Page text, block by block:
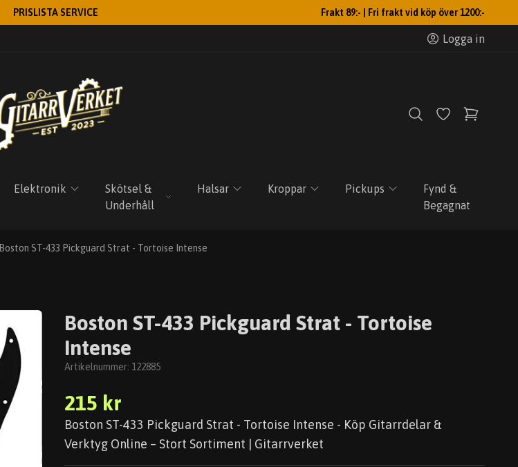
PRISLISTA SERVICE Frakt 89:- | Fri frakt vid köp över 1200:-
Logga in
Elektronik
Skötsel &
Underhåll
Halsar Kroppar Pickups
Fynd &
Begagnat
Boston ST-433 Pickguard Strat - Tortoise Intense
Boston ST-433 Pickguard Strat - Tortoise
Intense
Artikelnummer: 122885
215 kr
Boston ST-433 Pickguard Strat - Tortoise Intense - Köp Gitarrdelar &
Verktyg Online – Stort Sortiment | Gitarrverket